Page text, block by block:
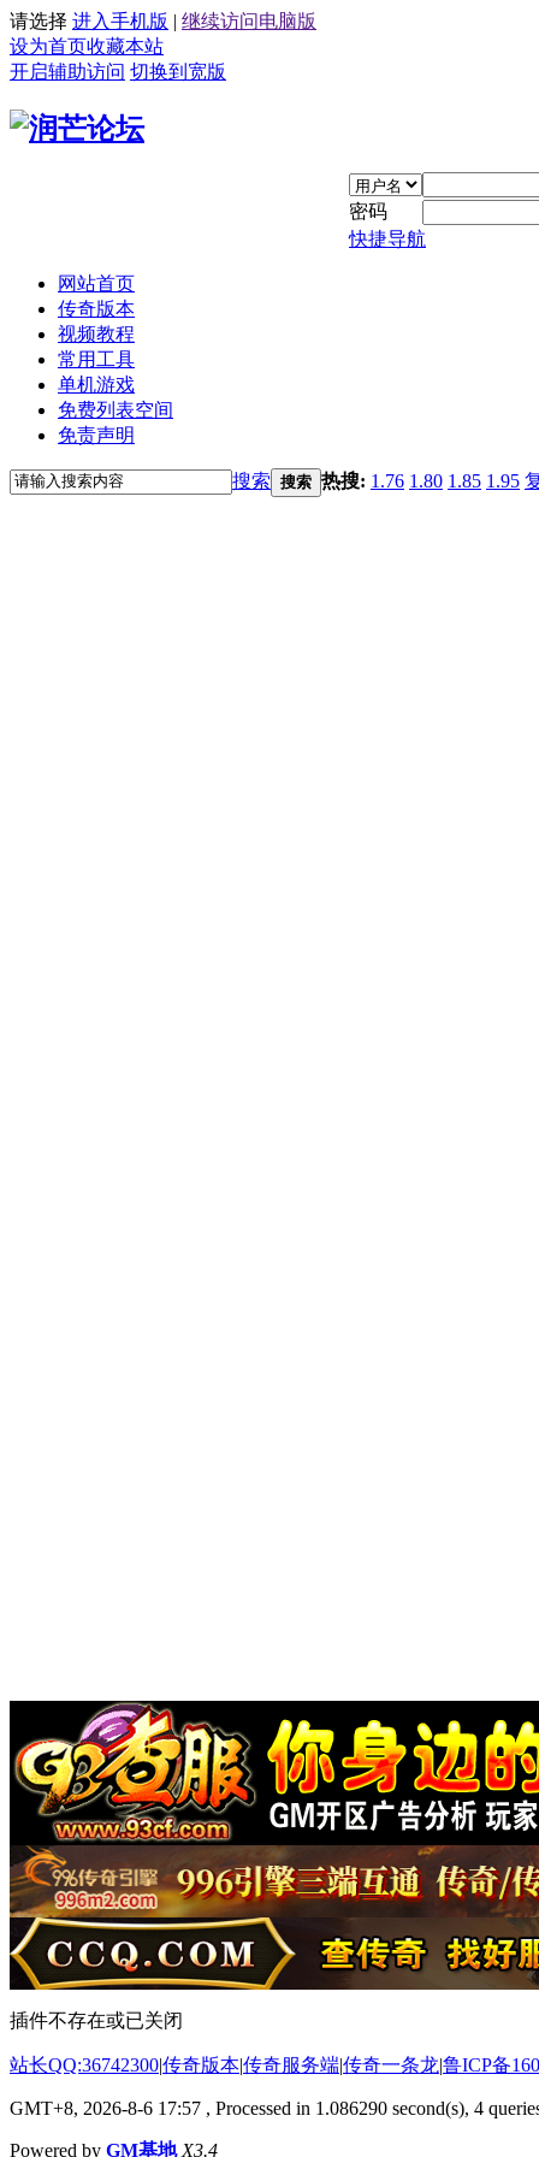
请选择 进入手机版 | 继续访问电脑版
设为首页收藏本站
开启辅助访问 切换到宽版
密码
快捷导航
网站首页
传奇版本
视频教程
常用工具
单机游戏
免费列表空间
免责声明
搜索 搜索 热搜: 1.76 1.80 1.85 1.95
插件不存在或已关闭
站长QQ:36742300|传奇版本|传奇服务端|传奇一条龙|鲁ICP备
GMT+8, 2026-8-6 17:57 , Processed in 1.086290 second(s), 4
Powered by GM基地 X3.4